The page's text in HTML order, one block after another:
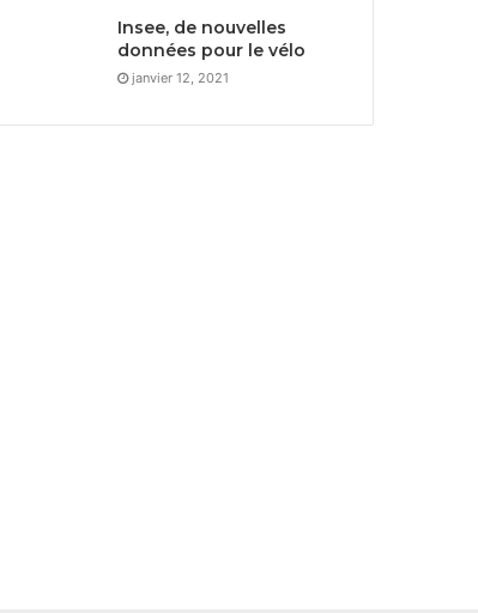
Insee, de nouvelles
données pour le vélo
janvier 12, 2021